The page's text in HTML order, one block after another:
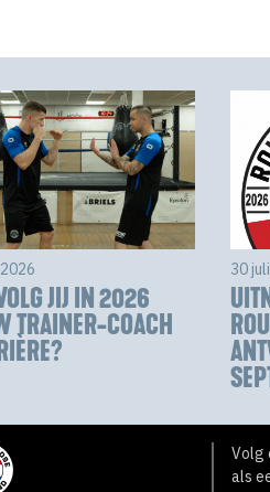
JIJ IN 2026
TRAINER-COACH
30
Volg
als